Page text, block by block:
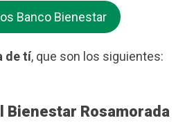
Banco Bienestar
de tí, que son los siguientes:
Bienestar Rosamorada